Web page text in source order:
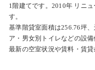
1階建てです。2010年 リニ
す。
基準階貸室面積は256.76坪
ア・男女別トイレなどの設備
最新の空室状況や賃料・賃